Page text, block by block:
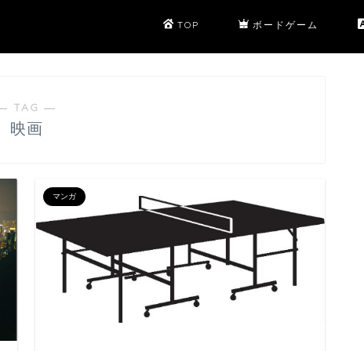
TOP ボードゲーム
TAG ―
映画
マンガ